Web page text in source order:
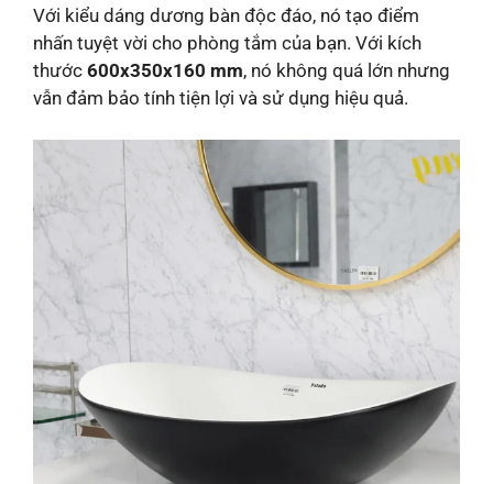
Với kiểu dáng dương bàn độc đáo, nó tạo điểm
nhấn tuyệt vời cho phòng tắm của bạn. Với kích
thước 600x350x160 mm, nó không quá lớn nhưng
vẫn đảm bảo tính tiện lợi và sử dụng hiệu quả.